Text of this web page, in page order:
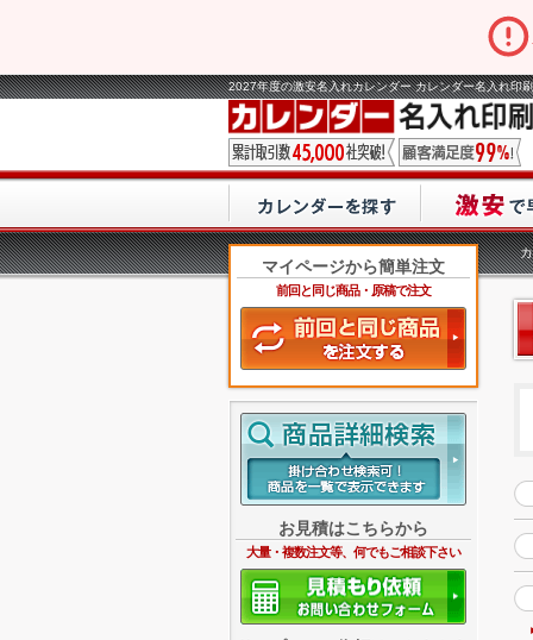
2027年度の激安名入れカレンダー カレンダー名入れ印
マイページから簡単注文
前回と同じ商品・原稿で注文
お見積はこちらから
大量・複数注文等、何でもご相談下さい